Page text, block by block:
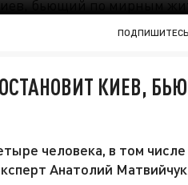
КИЕВ,
человека, в том
Анатолий